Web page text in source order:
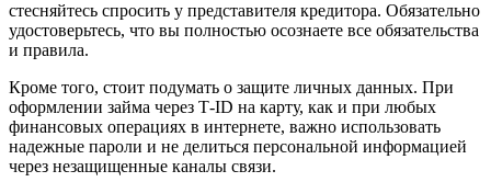
стесняйтесь спросить у представителя кредитора. Обязательно
удостоверьтесь, что вы полностью осознаете все обязательства
и правила.
Кроме того, стоит подумать о защите личных данных. При
оформлении займа через Т-ID на карту, как и при любых
финансовых операциях в интернете, важно использовать
надежные пароли и не делиться персональной информацией
через незащищенные каналы связи.